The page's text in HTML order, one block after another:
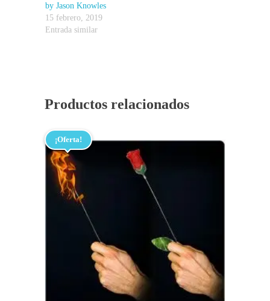
by Jason Knowles
15 febrero, 2019
Entrada similar
Productos relacionados
¡Oferta!